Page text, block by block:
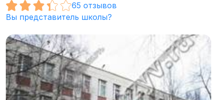
65 отзывов
Вы представитель школы?